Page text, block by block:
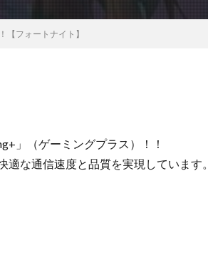
フォートナイト】
」（ゲーミングプラス）！！
な通信速度と品質を実現しています。